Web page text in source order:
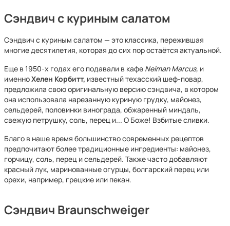
Сэндвич с куриным салатом
Сэндвич с куриным салатом — это классика, пережившая
многие десятилетия, которая до сих пор остаётся актуальной.
Еще в 1950-х годах его подавали в кафе Neiman Marcus, и
именноХелен Корбитт, известный техасский шеф-повар,
предложила свою оригинальную версию сэндвича, в котором
она использовала нарезанную куриную грудку, майонез,
сельдерей, половинки винограда, обжаренный миндаль,
свежую петрушку, соль, перец и... О Боже! Взбитые сливки.
Благо в наше время большинство современных рецептов
предпочитают более традиционные ингредиенты: майонез,
горчицу, соль, перец и сельдерей. Также часто добавляют
красный лук, маринованные огурцы, болгарский перец или
орехи, например, грецкие или пекан.
Сэндвич Braunschweiger